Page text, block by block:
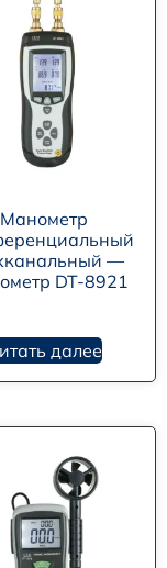
Манометр
—
DT-8921
далее